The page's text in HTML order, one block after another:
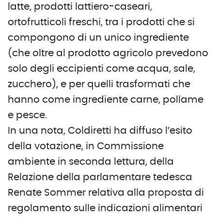
latte, prodotti lattiero-caseari,
ortofrutticoli freschi, tra i prodotti che si
compongono di un unico ingrediente
(che oltre al prodotto agricolo prevedono
solo degli eccipienti come acqua, sale,
zucchero), e per quelli trasformati che
hanno come ingrediente carne, pollame
e pesce.
In una nota, Coldiretti ha diffuso l’esito
della votazione, in Commissione
ambiente in seconda lettura, della
Relazione della parlamentare tedesca
Renate Sommer relativa alla proposta di
regolamento sulle indicazioni alimentari